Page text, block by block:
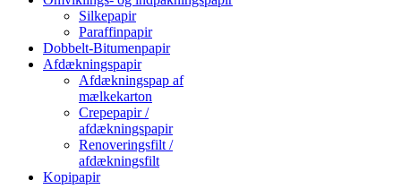
Silkepapir
Paraffinpapir
Dobbelt-Bitumenpapir
Afdækningspapir
Afdækningspap af
mælkekarton
Crepepapir /
afdækningspapir
Renoveringsfilt /
afdækningsfilt
Kopipapir